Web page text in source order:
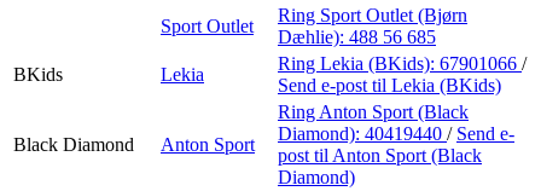
Sport Outlet
Ring Sport Outlet (Bjørn
Dæhlie): 488 56 685
BKids
Lekia
Ring Lekia (BKids): 67901066 /
Send e-post til Lekia (BKids)
Black Diamond Anton Sport
Ring Anton Sport (Black
Diamond): 40419440 / Send e-
post til Anton Sport (Black
Diamond)